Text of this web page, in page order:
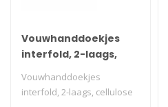
Vouwhanddoekjes
interfold, 2-laags,
stuks
Vouwhanddoekjes
interfold, 2-laags, cellulose